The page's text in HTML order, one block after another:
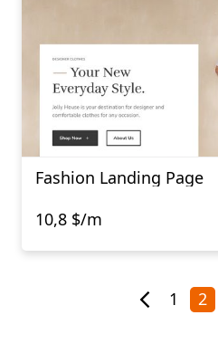
Fashion Landing Page
10,8 $/m
1 2